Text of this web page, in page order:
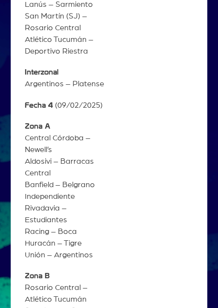
Lanús – Sarmiento
San Martín (SJ) –
Rosario Central
Atlético Tucumán –
Deportivo Riestra
Interzonal
Argentinos – Platense
Fecha 4(09/02/2025)
Zona A
Central Córdoba –
Newell’s
Aldosivi – Barracas
Central
Banfield – Belgrano
Independiente
Rivadavia –
Estudiantes
Racing – Boca
Huracán – Tigre
Unión – Argentinos
Zona B
Rosario Central –
Atlético Tucumán